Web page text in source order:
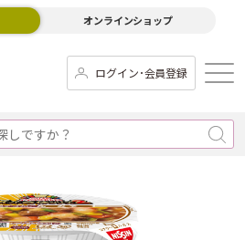
オンラインショップ
ログイン･会員登録